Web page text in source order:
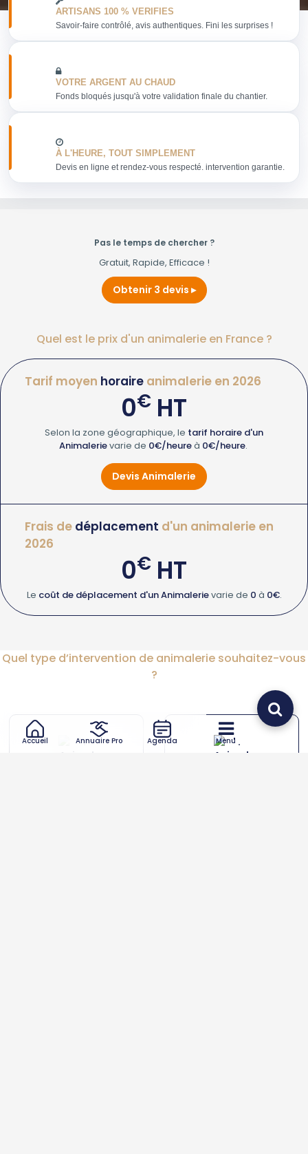
Accueil Annuaire Pro Agenda Menu
ARTISANS 100 % VERIFIES
Savoir-faire contrôlé, avis authentiques. Fini les surprises !
VOTRE ARGENT AU CHAUD
Fonds bloqués jusqu'à votre validation finale du chantier.
À L'HEURE, TOUT SIMPLEMENT
Devis en ligne et rendez-vous respecté. intervention garantie.
Pas le temps de chercher ?
Gratuit, Rapide, Efficace !
Obtenir 3 devis
Quel est le prix d'un animalerie en France ?
Tarif moyen horaire animalerie en 2026
0€ HT
Selon la zone géographique, le tarif horaire d'un
Animalerievarie de 0€/heureà 0€/heure.
Devis Animalerie
Frais de déplacement d'un animalerie en
2026
0€ HT
Le coût de déplacement d'un Animalerievarie de 0 à 0€.
Quel type d’intervention de animalerie souhaitez-vous
?